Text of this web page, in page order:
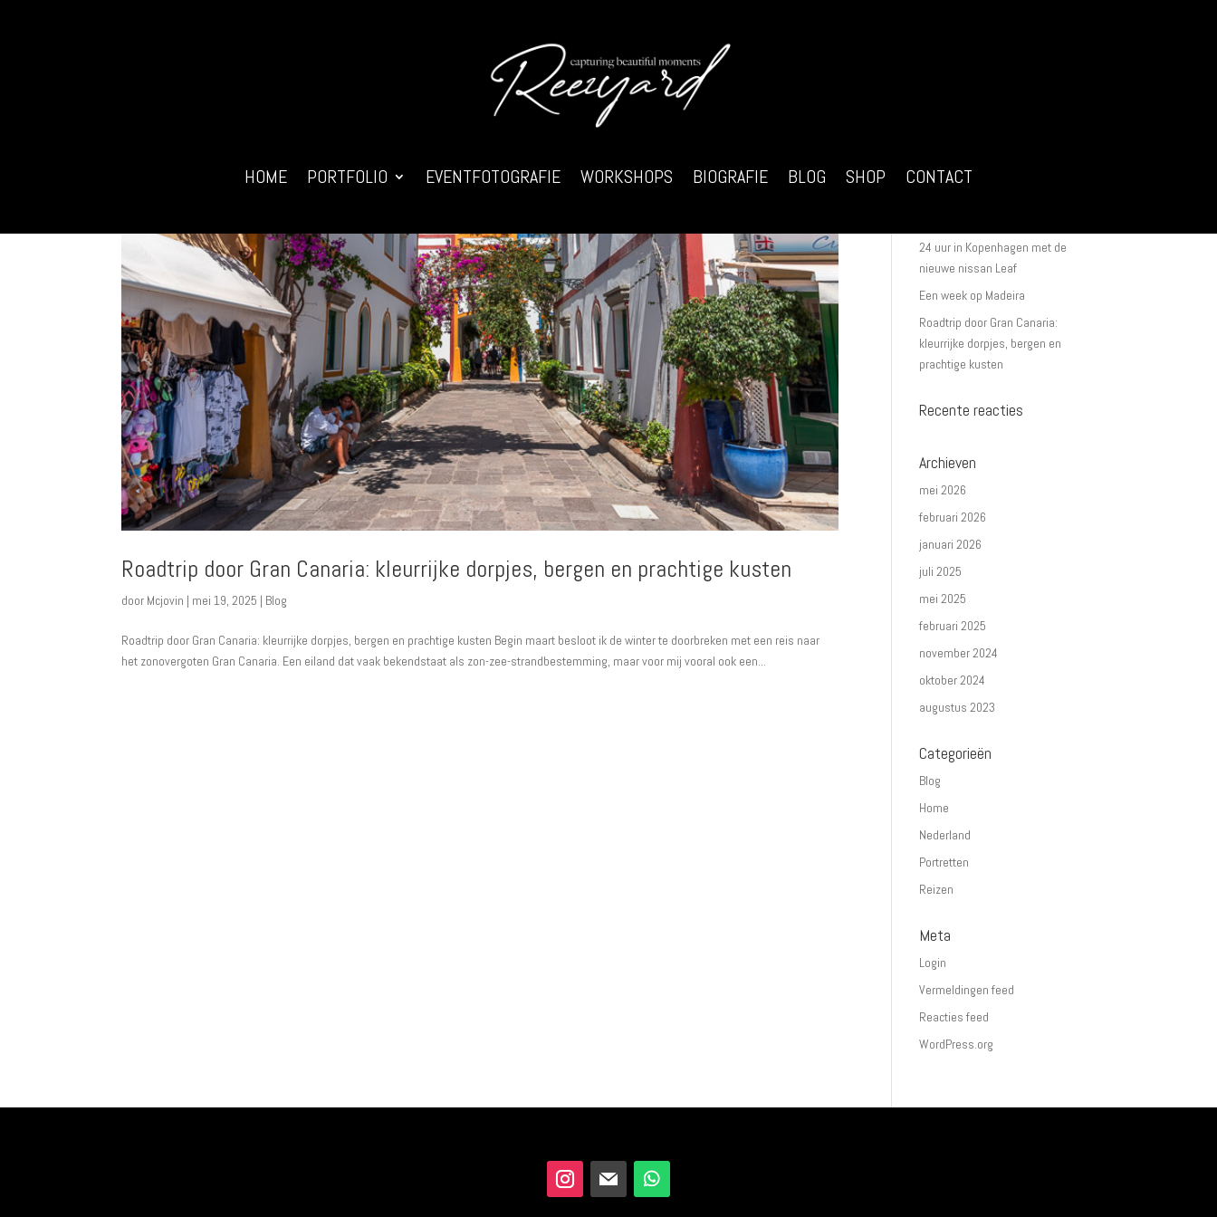
HOME PORTFOLIO EVENTFOTOGRAFIE WORKSHOPS BIOGRAFIE BLOG SHOP CONTACT
Roadtrip door Gran Canaria: kleurrijke dorpjes, bergen en prachtige kusten
door Mcjovin | mei 19, 2025 | Blog
Roadtrip door Gran Canaria: kleurrijke dorpjes, bergen en prachtige kusten Begin maart besloot ik de winter te doorbreken met een reis naar
het zonovergoten Gran Canaria. Een eiland dat vaak bekendstaat als zon-zee-strandbestemming, maar voor mij vooral ook een...
workshops in Nederland
24 uur in Kopenhagen met de
nieuwe nissan Leaf
Een week op Madeira
Roadtrip door Gran Canaria:
kleurrijke dorpjes, bergen en
prachtige kusten
Recente reacties
Archieven
mei 2026
februari 2026
januari 2026
juli 2025
mei 2025
februari 2025
november 2024
oktober 2024
augustus 2023
Categorieën
Blog
Home
Nederland
Portretten
Reizen
Meta
Login
Vermeldingen feed
Reacties feed
WordPress.org